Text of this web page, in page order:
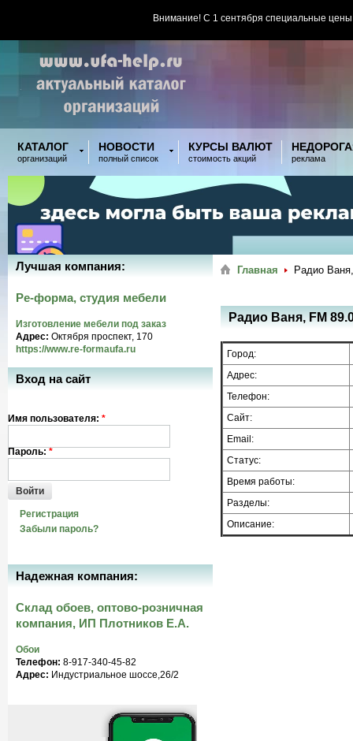
Внимание! С 1 сентября специальные
КАТАЛОГ
организаций
НОВОСТИ
полный список
КУРСЫ ВАЛЮТ
стоимость акций реклама
Главная Радио
Радио Ваня, FM
Город:
Адрес:
Телефон:
Сайт:
Email:
Статус:
Время работы:
Разделы:
Описание:
Лучшая компания:
Ре-форма, студия мебели
Изготовление мебели под заказ
Адрес: Октября проспект, 170
https://www.re-formaufa.ru
Вход на сайт
Имя пользователя: *
Пароль: *
Войти
Регистрация
Забыли пароль?
Надежная компания:
Склад обоев, оптово-розничная
компания, ИП Плотников Е.А.
Обои
Телефон: 8-917-340-45-82
Адрес: Индустриальное шоссе,26/2